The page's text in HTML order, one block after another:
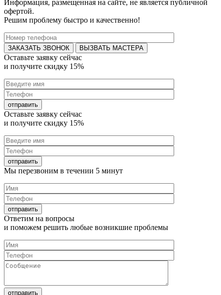
Информация, размещенная на сайте, не является публичной
офертой.
Решим проблему быстро и качественно!
ВЫЗВАТЬ МАСТЕРА
Оставьте заявку сейчас
и получите скидку 15%
Оставьте заявку сейчас
и получите скидку 15%
Мы перезвоним в течении 5 минут
Ответим на вопросы
и поможем решить любые возникшие проблемы